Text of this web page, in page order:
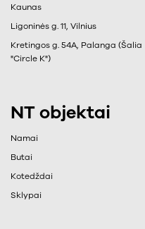
Kaunas
Ligoninės g. 11, Vilnius
Kretingos g. 54A, Palanga (Šalia
"Circle K")
NT objektai
Namai
Butai
Kotedždai
Sklypai